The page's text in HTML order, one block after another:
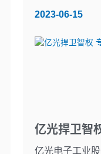
2023-06-15
亿光捍卫智
亿光电子工业